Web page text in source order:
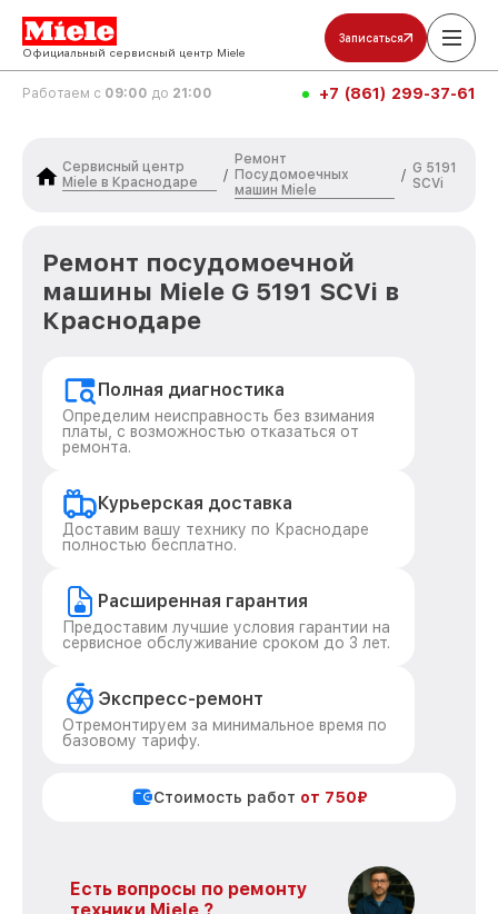
Официальный сервисный центр Miele
Записаться
Работаем с 09:00 до 21:00 +7 (861) 299-37-61
Сервисный центр
Miele в Краснодаре
/
Ремонт
Посудомоечных
машин Miele
/ G 5191
SCVi
Ремонт посудомоечной
машины Miele G 5191 SCVi в
Краснодаре
Полная диагностика
Определим неисправность без взимания
платы, с возможностью отказаться от
ремонта.
Курьерская доставка
Доставим вашу технику по Краснодаре
полностью бесплатно.
Расширенная гарантия
Предоставим лучшие условия гарантии на
сервисное обслуживание сроком до 3 лет.
Экспресс-ремонт
Отремонтируем за минимальное время по
базовому тарифу.
Стоимость работ от 750₽
Есть вопросы по ремонту